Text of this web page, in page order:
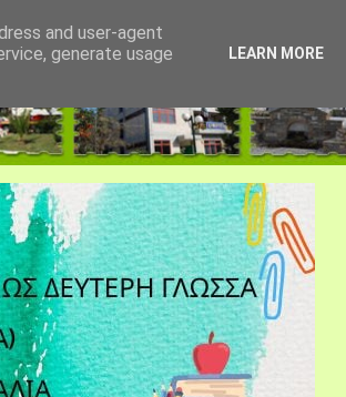
and user-agent
generate usage
LEARN MORE